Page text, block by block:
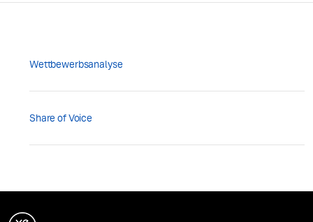
Wettbewerbsanalyse
Share of Voice